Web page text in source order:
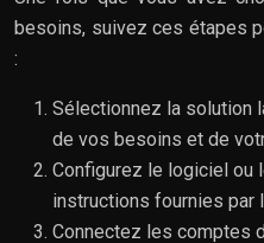
besoins, suivez ces étapes
:
Sélectionnez la solution
de vos besoins et de
Configurez le logiciel ou
instructions fournies par
Connectez les comptes